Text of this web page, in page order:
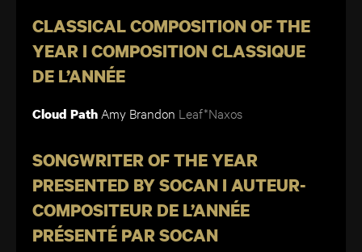
CLASSICAL COMPOSITION OF THE
YEAR I COMPOSITION CLASSIQUE
DE L’ANNÉE
Cloud Path Amy Brandon Leaf*Naxos
SONGWRITER OF THE YEAR
PRESENTED BY SOCAN I AUTEUR-
COMPOSITEUR DE L’ANNÉE
PRÉSENTÉ PAR SOCAN